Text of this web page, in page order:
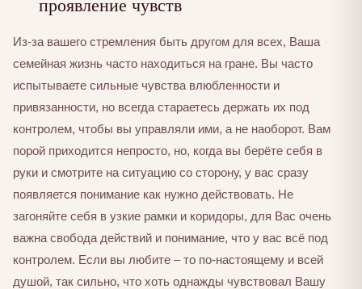
Из-за вашего стремления быть другом для всех, Ваша
семейная жизнь часто находиться на гране. Вы часто
испытываете сильные чувства влюбленности и
привязанности, но всегда стараетесь держать их под
контролем, чтобы вы управляли ими, а не наоборот. Вам
порой приходится непросто, но, когда вы берёте себя в
руки и смотрите на ситуацию со сторону, у вас сразу
появляется понимание как нужно действовать. Не
загоняйте себя в узкие рамки и коридоры, для Вас очень
важна свобода действий и понимание, что у вас всё под
контролем. Если вы любите – то по-настоящему и всей
душой, так сильно, что хоть однажды чувствовал Вашу